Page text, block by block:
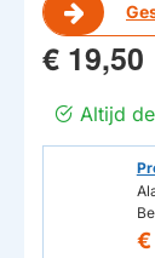
€ 19,50
Altijd
€